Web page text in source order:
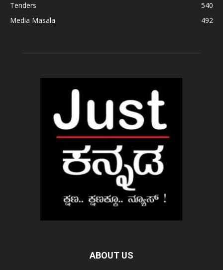
Tenders
540
Media Masala
492
ABOUT US